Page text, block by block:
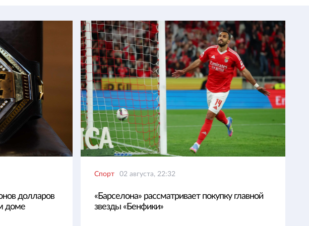
долларов
доме
Спорт 02 августа, 22:32
«Барселона» рассматривает покупку главной
звезды «Бенфики»